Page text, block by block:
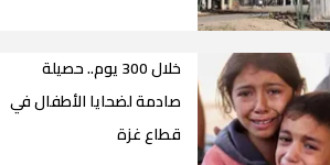
خلال 300 يوم.. حصيلة
صادمة لضحايا الأطفال في
قطاع غزة